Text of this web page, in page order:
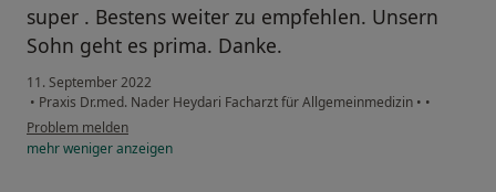
super . Bestens weiter zu empfehlen. Unsern
Sohn geht es prima. Danke.
11. September 2022
• Praxis Dr.med. Nader Heydari Facharzt für Allgemeinmedizin • •
Problem melden
mehrwenigeranzeigen